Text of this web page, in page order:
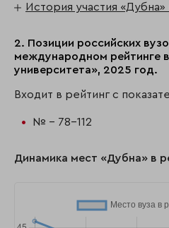
История участия «Дубна»
2. Позиции российских
международном рейтинге
университета», 2025 год.
Входит в рейтинг с
№ - 78-112
Динамика мест «Дубна» в